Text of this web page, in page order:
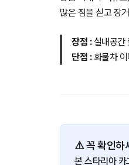
많은 짐을 싣고 장
장점 :실내공간
단점 : 화물차 이
⚠️ 꼭 확인하
본 스타리아